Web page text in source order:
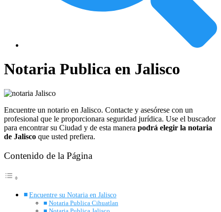
Notaria Publica en Jalisco
Encuentre un notario en Jalisco. Contacte y asesórese con un
profesional que le proporcionara seguridad jurídica. Use el buscador
para encontrar su Ciudad y de esta manera podrá elegir la notaria
de Jalisco que usted prefiera.
Contenido de la Página
Encuentre su Notaria en Jalisco
Notaria Publica Cihuatlan